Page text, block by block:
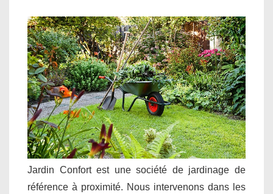
Jardin Confort est une société de jardinage de
référence à proximité. Nous intervenons dans les